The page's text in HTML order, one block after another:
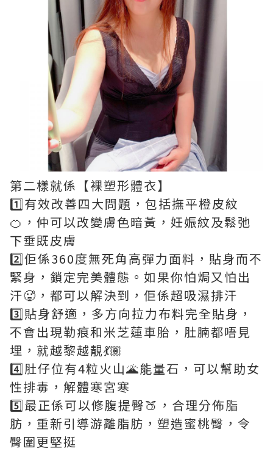
第二樣就係【裸塑形體衣】
1️⃣有效改善四大問題，包括撫平橙皮紋
🍊，仲可以改變膚色暗黃，妊娠紋及鬆弛
下垂既皮膚
2️⃣佢係360度無死角高彈力面料，貼身而不
緊身，鎖定完美體態。如果你怕焗又怕出
汗🥵，都可以解決到，佢係超吸濕排汗
3️⃣貼身舒適，多方向拉力布料完全貼身，
不會出現勒痕和米芝蓮車胎，肚腩都唔見
埋，就越黎越靚💃🏽
4️⃣肚仔位有4粒火山🌋能量石，可以幫助女
性排毒，解體寒宮寒
5️⃣最正係可以修腹提臀🍑，合理分佈脂
肪，重新引導游離脂肪，塑造蜜桃臀，令
臀圍更堅挺